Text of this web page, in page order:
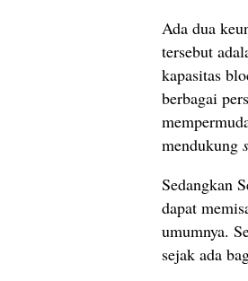
Ada dua
tersebut
kapasitas
berbagai
mendukung
Sedangkan
dapat
umumnya.
sejak ada